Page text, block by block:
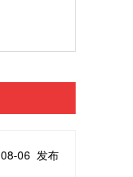
06 发布